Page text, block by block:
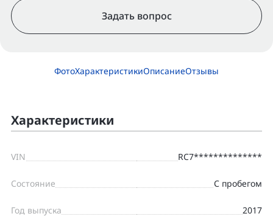
Задать вопрос
ФотоХарактеристикиОписаниеОтзывы
Характеристики
VIN RC7**************
Состояние С пробегом
Год выпуска 2017